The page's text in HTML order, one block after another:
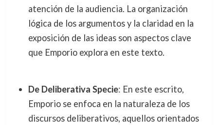
atención de la audiencia. La organización
lógica de los argumentos y la claridad en la
exposición de las ideas son aspectos clave
que Emporio explora en este texto.
De Deliberativa Specie: En este escrito,
Emporio se enfoca en la naturaleza de los
discursos deliberativos, aquellos orientados